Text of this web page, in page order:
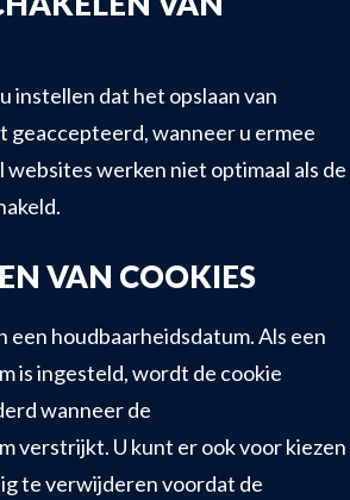
instellen dat het opslaan van
geaccepteerd, wanneer u ermee
websites werken niet optimaal als de
VAN COOKIES
een houdbaarheidsdatum. Als een
is ingesteld, wordt de cookie
wanneer de
verstrijkt. U kunt er ook voor kiezen
te verwijderen voordat de